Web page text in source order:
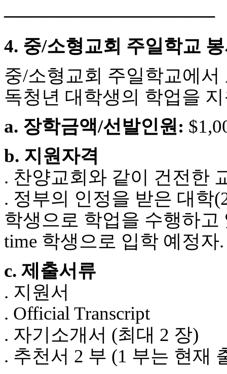
시
출
────────────────
4. 중/소형교회 주일학교
중/소형교회 주일학교에
독청년 대학생의 학업을
a. 장학금액/선발인원:
b. 지원자격
. 찬양교회와 같이 건전한
. 정부의 인정을 받은 대학
학생으로 학업을 수행하고
time 학생으로 입학 예정자.
c. 제출서류
. 지원서
. Official Transcript
. 자기소개서 (최대 2 장)
. 추천서 2 부 (1 부는 현재